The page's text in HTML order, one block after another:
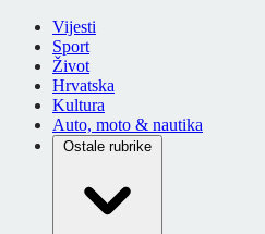
Vijesti
Sport
Život
Hrvatska
Kultura
Auto, moto & nautika
Ostale rubrike